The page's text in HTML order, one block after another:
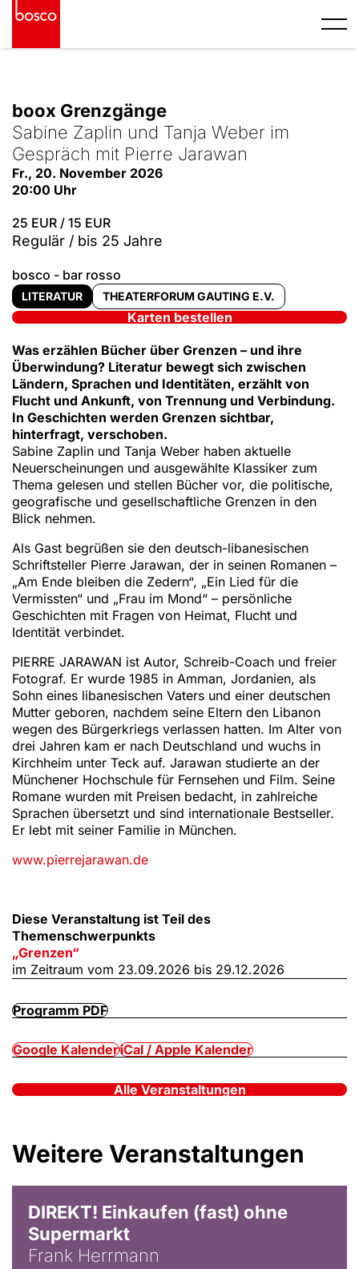
boox Grenzgänge
Sabine Zaplin und Tanja Weber im
Gespräch mit Pierre Jarawan
Fr., 20. November 2026
20:00 Uhr
25 EUR / 15 EUR
Regulär / bis 25 Jahre
bosco - bar rosso
LITERATUR THEATERFORUM GAUTING E.V.
Karten bestellen
Was erzählen Bücher über Grenzen – und ihre
Überwindung? Literatur bewegt sich zwischen
Ländern, Sprachen und Identitäten, erzählt von
Flucht und Ankunft, von Trennung und Verbindung.
In Geschichten werden Grenzen sichtbar,
hinterfragt, verschoben.
Sabine Zaplin und Tanja Weber haben aktuelle
Neuerscheinungen und ausgewählte Klassiker zum
Thema gelesen und stellen Bücher vor, die politische,
geografische und gesellschaftliche Grenzen in den
Blick nehmen.
Als Gast begrüßen sie den deutsch-libanesischen
Schriftsteller Pierre Jarawan, der in seinen Romanen –
„Am Ende bleiben die Zedern“, „Ein Lied für die
Vermissten“ und „Frau im Mond“ – persönliche
Geschichten mit Fragen von Heimat, Flucht und
Identität verbindet.
PIERRE JARAWAN ist Autor, Schreib-Coach und freier
Fotograf. Er wurde 1985 in Amman, Jordanien, als
Sohn eines libanesischen Vaters und einer deutschen
Mutter geboren, nachdem seine Eltern den Libanon
wegen des Bürgerkriegs verlassen hatten. Im Alter von
drei Jahren kam er nach Deutschland und wuchs in
Kirchheim unter Teck auf. Jarawan studierte an der
Münchener Hochschule für Fernsehen und Film. Seine
Romane wurden mit Preisen bedacht, in zahlreiche
Sprachen übersetzt und sind internationale Bestseller.
Er lebt mit seiner Familie in München.
www.pierrejarawan.de
Diese Veranstaltung ist Teil des
Themenschwerpunkts
„Grenzen“
im Zeitraum vom 23.09.2026 bis 29.12.2026
Programm PDF
Google KalenderiCal / Apple Kalender
Alle Veranstaltungen
Weitere Veranstaltungen
DIREKT! Einkaufen (fast) ohne
Supermarkt
Frank Herrmann